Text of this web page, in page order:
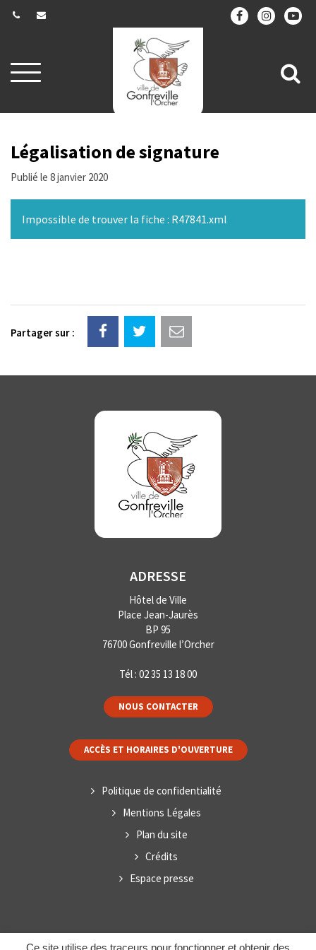
Ce site utilise des traceurs pour fonctionner et obtenir des
Aller
à
navigation
à
Légalisation de signature
Publié le 8 janvier 2020
Impossible de trouver la fiche : R47841.xml
Partager sur :
ADRESSE
Hôtel de Ville
Place Jean-Jaurès
BP 95
76700 Gonfreville l’Orcher
Tél : 02 35 13 18 00
NOUS CONTACTER
ACCÈS ET HORAIRES D'OUVERTURE
Politique de confidentialité
Mentions Légales
Plan du site
Crédits
Espace presse